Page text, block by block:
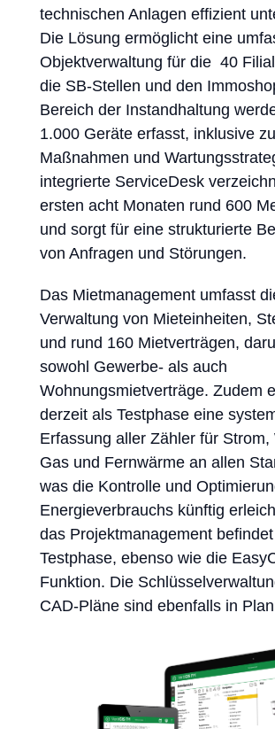
technischen Anlagen effizient
Die Lösung ermöglicht eine
Objektverwaltung für die 40
die SB-Stellen und den
Bereich der Instandhaltung
1.000 Geräte erfasst, inklusive
Maßnahmen und
integrierte ServiceDesk
ersten acht Monaten rund 600
und sorgt für eine strukturierte
von Anfragen und Störungen.
Das Mietmanagement umfasst
Verwaltung von Mieteinheiten,
und rund 160 Mietverträgen,
sowohl Gewerbe- als auch
Wohnungsmietverträge. Zudem
derzeit als Testphase eine
Erfassung aller Zähler für Strom,
Gas und Fernwärme an allen
was die Kontrolle und
Energieverbrauchs künftig
das Projektmanagement
Testphase, ebenso wie die
Funktion. Die
CAD-Pläne sind ebenfalls in